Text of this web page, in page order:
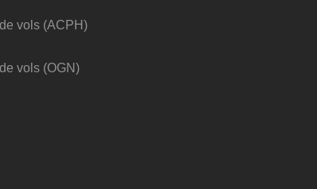
vols (ACPH)
vols (OGN)